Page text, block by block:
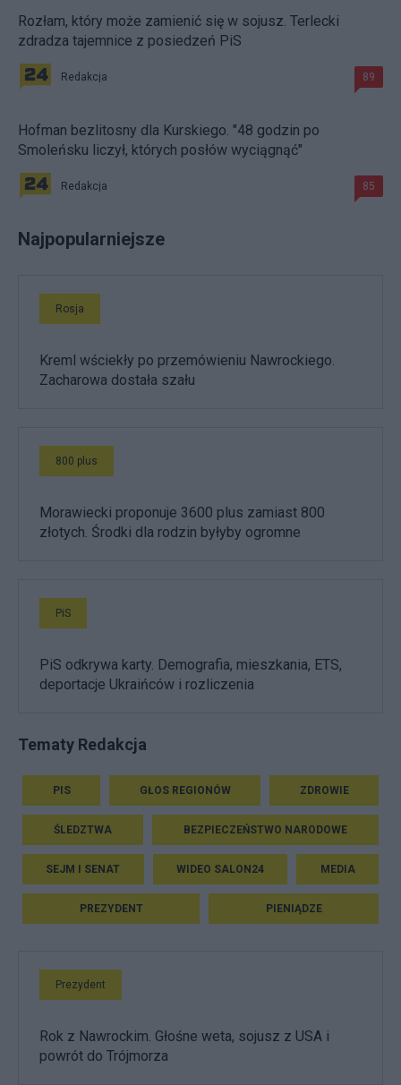
Rozłam, który może zamienić się w sojusz. Terlecki
zdradza tajemnice z posiedzeń PiS
Redakcja 89
Hofman bezlitosny dla Kurskiego. "48 godzin po
Smoleńsku liczył, których posłów wyciągnąć"
Redakcja 85
Najpopularniejsze
Rosja
Kreml wściekły po przemówieniu Nawrockiego.
Zacharowa dostała szału
800 plus
Morawiecki proponuje 3600 plus zamiast 800
złotych. Środki dla rodzin byłyby ogromne
PiS
PiS odkrywa karty. Demografia, mieszkania, ETS,
deportacje Ukraińców i rozliczenia
Tematy Redakcja
PIS GŁOS REGIONÓW ZDROWIE
ŚLEDZTWA BEZPIECZEŃSTWO NARODOWE
SEJM I SENAT WIDEO SALON24 MEDIA
PREZYDENT PIENIĄDZE
Prezydent
Rok z Nawrockim. Głośne weta, sojusz z USA i
powrót do Trójmorza